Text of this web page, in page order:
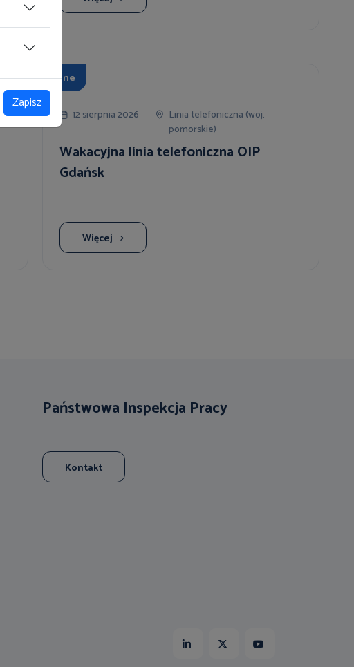
Inne
12 sierpnia 2026
Linia telefoniczna (woj.
pomorskie)
Wakacyjna linia telefoniczna OIP
Gdańsk
Więcej
Państwowa Inspekcja Pracy
Kontakt
Zapisz